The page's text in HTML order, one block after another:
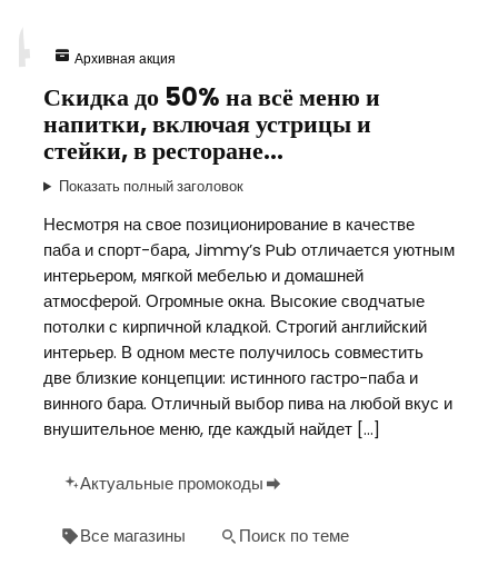
Архивная акция
Скидка до 50% на всё меню и
напитки, включая устрицы и
стейки, в ресторане…
Показать полный заголовок
Несмотря на свое позиционирование в качестве
паба и спорт-бара, Jimmy’s Pub отличается уютным
интерьером, мягкой мебелью и домашней
атмосферой. Огромные окна. Высокие сводчатые
потолки с кирпичной кладкой. Строгий английский
интерьер. В одном месте получилось совместить
две близкие концепции: истинного гастро-паба и
винного бара. Отличный выбор пива на любой вкус и
внушительное меню, где каждый найдет […]
Актуальные промокоды
Все магазины Поиск по теме